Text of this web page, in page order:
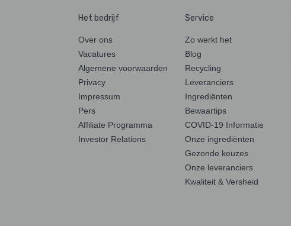
Het bedrijf
Over ons
Vacatures
Algemene voorwaarden
Privacy
Impressum
Pers
Affiliate Programma
Investor Relations
Service
Zo werkt het
Blog
Recycling
Leveranciers
Ingrediënten
Bewaartips
COVID-19 Informatie
Onze ingrediënten
Gezonde keuzes
Onze leveranciers
Kwaliteit & Versheid